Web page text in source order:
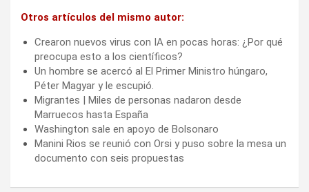
Otros artículos del mismo autor:
Crearon nuevos virus con IA en pocas horas: ¿Por qué
preocupa esto a los científicos?
Un hombre se acercó al El Primer Ministro húngaro,
Péter Magyar y le escupió.
Migrantes | Miles de personas nadaron desde
Marruecos hasta España
Washington sale en apoyo de Bolsonaro
Manini Rios se reunió con Orsi y puso sobre la mesa un
documento con seis propuestas